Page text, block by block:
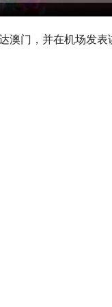
澳门，并在机场发表